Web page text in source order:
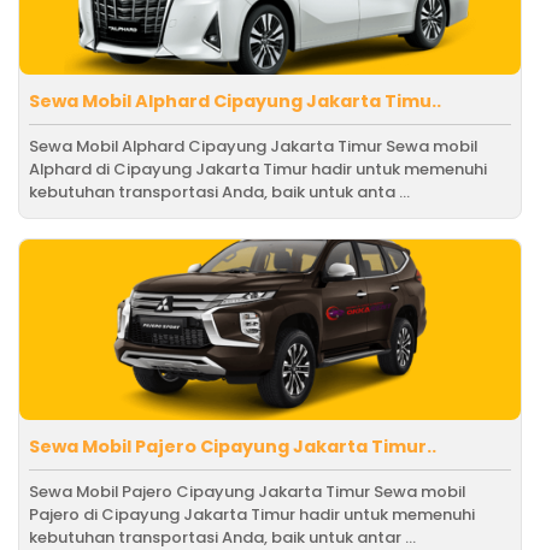
Sewa Mobil Alphard Cipayung Jakarta Timu..
Sewa Mobil Alphard Cipayung Jakarta Timur Sewa mobil
Alphard di Cipayung Jakarta Timur hadir untuk memenuhi
kebutuhan transportasi Anda, baik untuk anta ...
Sewa Mobil Pajero Cipayung Jakarta Timur..
Sewa Mobil Pajero Cipayung Jakarta Timur Sewa mobil
Pajero di Cipayung Jakarta Timur hadir untuk memenuhi
kebutuhan transportasi Anda, baik untuk antar ...